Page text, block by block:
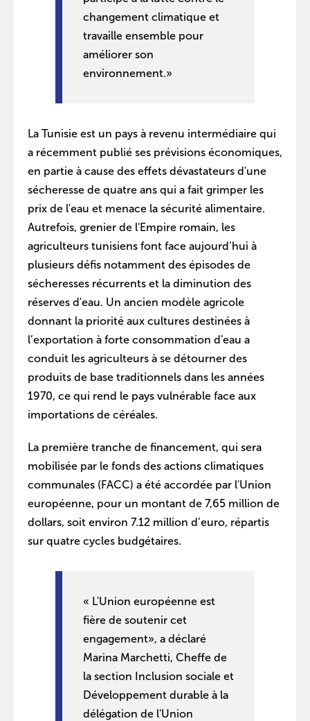
changement climatique et
travaille ensemble pour
améliorer son
environnement.»
La Tunisie est un pays à revenu intermédiaire qui
a récemment publié ses prévisions économiques,
en partie à cause des effets dévastateurs d'une
sécheresse de quatre ans qui a fait grimper les
prix de l'eau et menace la sécurité alimentaire.
Autrefois, grenier de l'Empire romain, les
agriculteurs tunisiens font face aujourd’hui à
plusieurs défis notamment des épisodes de
sécheresses récurrents et la diminution des
réserves d'eau. Un ancien modèle agricole
donnant la priorité aux cultures destinées à
l’exportation à forte consommation d'eau a
conduit les agriculteurs à se détourner des
produits de base traditionnels dans les années
1970, ce qui rend le pays vulnérable face aux
importations de céréales.
La première tranche de financement, qui sera
mobilisée par le fonds des actions climatiques
communales (FACC) a été accordée par l'Union
européenne, pour un montant de 7,65 million de
dollars, soit environ 7.12 million d’euro, répartis
sur quatre cycles budgétaires.
« L'Union européenne est
fière de soutenir cet
engagement», a déclaré
Marina Marchetti, Cheffe de
la section Inclusion sociale et
Développement durable à la
délégation de l'Union